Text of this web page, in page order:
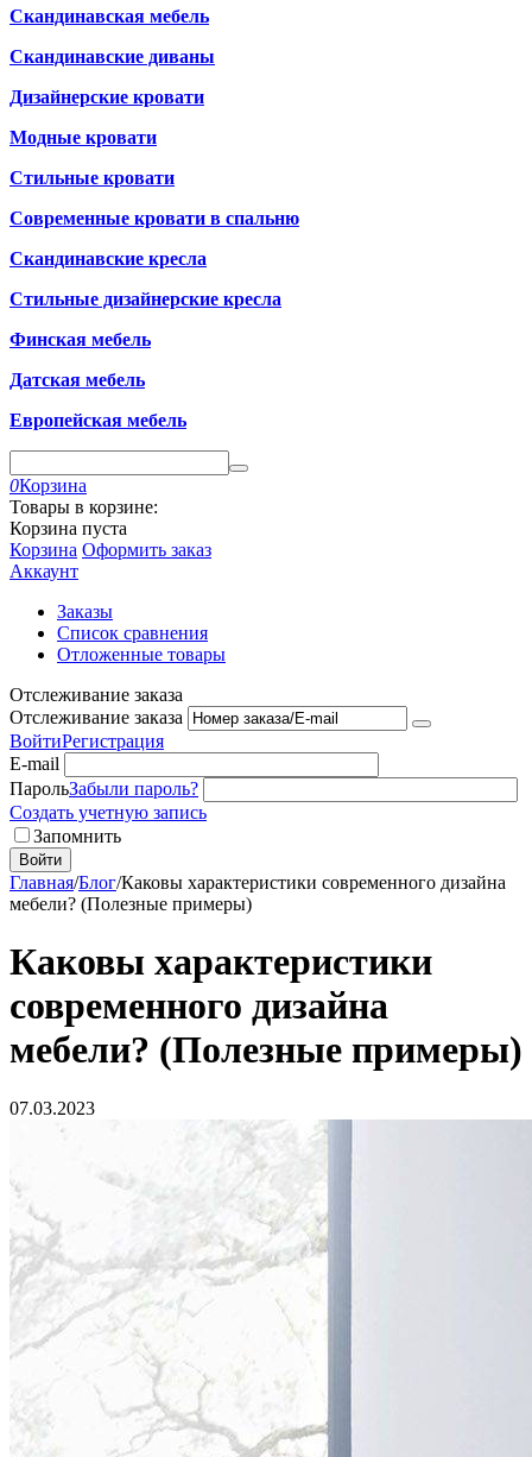
Скандинавская мебель
Скандинавские диваны
Дизайнерские кровати
Модные кровати
Стильные кровати
Современные кровати в спальню
Скандинавские кресла
Стильные дизайнерские кресла
Финская мебель
Датская мебель
Европейская мебель
0Корзина
Товары в корзине:
Корзина пуста
Корзина Оформить заказ
Аккаунт
Заказы
Список сравнения
Отложенные товары
Отслеживание заказа
Отслеживание заказа
ВойтиРегистрация
E-mail
ПарольЗабыли пароль?
Создать учетную запись
Запомнить
Войти
Главная/Блог/Каковы характеристики современного дизайна
мебели? (Полезные примеры)
Каковы характеристики
современного дизайна
мебели? (Полезные примеры)
07.03.2023